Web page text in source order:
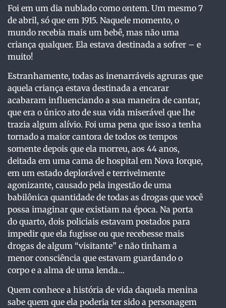
Foi em um dia nublado como ontem. Um mesmo 7
de abril, só que em 1915. Naquele momento, o
mundo recebia mais um bebê, mas não uma
criança qualquer. Ela estava destinada a sofrer – e
muito!
Estranhamente, todas as inenarráveis agruras que
aquela criança estava destinada a encarar
acabaram influenciando a sua maneira de cantar,
que era o único ato de sua vida miserável que lhe
trazia algum alívio. Foi uma pena que isso a tenha
tornado a maior cantora de todos os tempos
somente depois que ela morreu, aos 44 anos,
deitada em uma cama de hospital em Nova Iorque,
em um estado deplorável e terrivelmente
agonizante, causado pela ingestão de uma
babilônica quantidade de todas as drogas que você
possa imaginar que existiam na época. Na porta
do quarto, dois policiais estavam postados para
impedir que ela fugisse ou que recebesse mais
drogas de algum “visitante” e não tinham a
menor consciência que estavam guardando o
corpo e a alma de uma lenda…
Quem conhece a história de vida daquela menina
sabe quem que ela poderia ter sido a personagem